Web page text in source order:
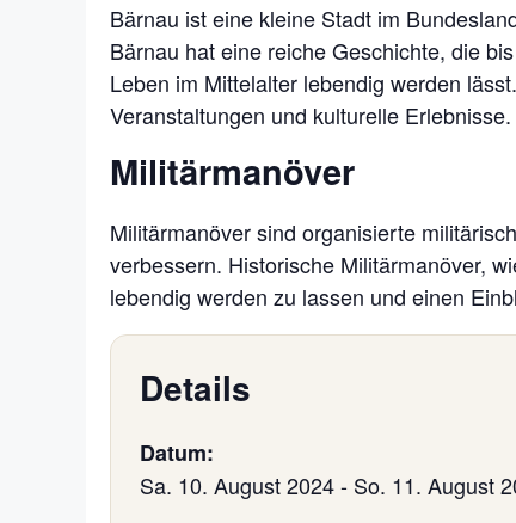
Bärnau ist eine kleine Stadt im
Bärnau hat eine reiche Geschichte, die
Leben im Mittelalter lebendig werden
Veranstaltungen und kulturelle Erlebnisse.
Militärmanöver
Militärmanöver sind organisierte
verbessern. Historische Militärmanöver,
lebendig werden zu lassen und einen
Details
Datum:
Sa. 10. August 2024- So. 11. August